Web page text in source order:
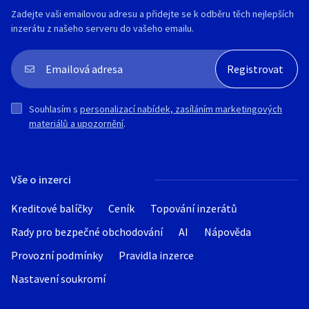
✅ Odnímatelné bočnice na plato.
✅ Konstrukční rychlost 130Km/H.
✅ Tovární záruka 2 roky.
✅ 100% dostupnost náhradních dílů.
✅ Záruční a pozáruční servis.
Výbava:
➡️ Svařovaný rám - křížové výztuhy
pro převoz objemného materiálu
➡️ Přední poziční světla
➡️ Výška bočnice: 35cm
➡️ Sklopné + odnímatelné přední + zadní
čelo
Vše o inzerci
Kreditové balíčky Ceník
Topování inzerátů
Rady pro bezpečné obchodování
AI
Nápověda
Provozní podmínky
Pravidla inzerce
Nastavení soukromí
Zadejte vaši emailovou adresu a přidejte se k odběru těch nejlepších
inzerátu z našeho serveru do vašeho emailu.
Souhlasím s personalizací nabídek, zasíláním marketingových
materiálů a upozornění.